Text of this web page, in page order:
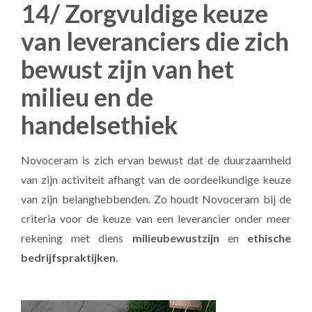
14/ Zorgvuldige keuze
van leveranciers die zich
bewust zijn van het
milieu en de
handelsethiek
Novoceram is zich ervan bewust dat de duurzaamheid
van zijn activiteit afhangt van de oordeelkundige keuze
van zijn belanghebbenden. Zo houdt Novoceram bij de
criteria voor de keuze van een leverancier onder meer
rekening met diens milieubewustzijn en ethische
bedrijfspraktijken.